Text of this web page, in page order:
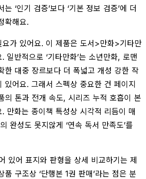
‘인기 검증’보다 ‘기본 정보 검증’에 더
확해요.
요가 있어요. 이 제품은 도서>만화>기타만
일반적으로 ‘기타만화’는 소년만화, 로맨
한 대중 장르보다 더 폭넓고 개성 강한 작
있어요. 그래서 스펙상 중요한 건 페이지
의 톤과 전개 속도, 시리즈 누적 호흡이 본
만화는 종이책 특성상 시각적 리듬이 매
완성도 못지않게 ‘연속 독서 만족도’를
있어 표지와 판형을 상세 비교하기는 제
품 구조상 ‘단행본 1권 판매’라는 점은 분